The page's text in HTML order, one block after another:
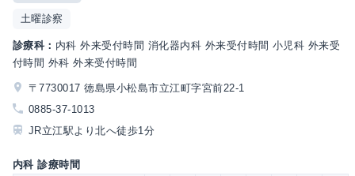
土曜診察
診療科： 内科 外来受付時間 消化器内科 外来受付時間 小児科 外来受
付時間 外科 外来受付時間
〒7730017 徳島県小松島市立江町字宮前22-1
0885-37-1013
JR立江駅より北へ徒歩1分
内科 診療時間